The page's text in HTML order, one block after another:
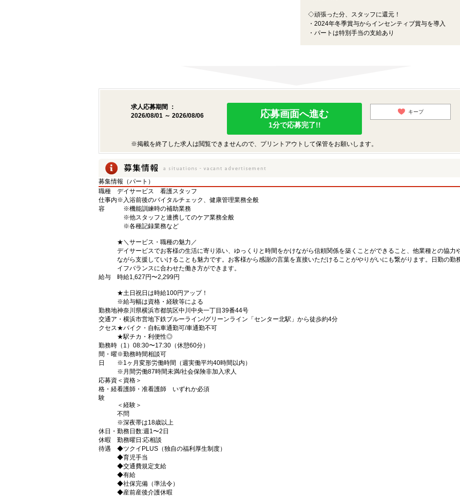
◇頑張った分、スタッフに還元！
・2024年冬季賞与からインセンティブ賞与を導入
・パートは特別手当の支給あり
求人応募期間 ：
2026/08/01 ～ 2026/08/06
応募画面へ進む
1分で応募完了!!
キープ
※掲載を終了した求人は閲覧できませんので、プリントアウトして保管をお願いします。
募集情報（パート）
職種
デイサービス 看護スタッフ
仕事内
容
※入浴前後のバイタルチェック、健康管理業務全般
※機能訓練時の補助業務
※他スタッフと連携してのケア業務全般
※各種記録業務など
★＼サービス・職種の魅力／
デイサービスでお客様の生活に寄り添い、ゆっくりと時間をかけながら信頼関係を築くことができること、他業種との協力
ながら支援していけることも魅力です。お客様から感謝の言葉を直接いただけることがやりがいにも繋がります。日勤の勤
イフバランスに合わせた働き方ができます。
給与
時給1,627円〜2,299円
★土日祝日は時給100円アップ！
※給与幅は資格・経験等による
勤務地神奈川県横浜市都筑区中川中央一丁目39番44号
交通ア
クセス
・横浜市営地下鉄ブルーライン/グリーンライン「センター北駅」から徒歩約4分
★バイク・自転車通勤可/車通勤不可
★駅チカ・利便性◎
勤務時
間・曜
日
（1）08:30〜17:30（休憩60分）
※勤務時間相談可
※1ヶ月変形労働時間（週実働平均40時間以内）
※月間労働87時間未満/社会保険非加入求人
応募資
格・経
験
＜資格＞
看護師・准看護師 いずれか必須
＜経験＞
不問
※深夜帯は18歳以上
休日・
休暇
勤務日数:週1〜2日
勤務曜日:応相談
待遇
◆ツクイPLUS（独自の福利厚生制度）
◆育児手当
◆交通費規定支給
◆有給
◆社保完備（準法令）
◆産前産後介護休暇